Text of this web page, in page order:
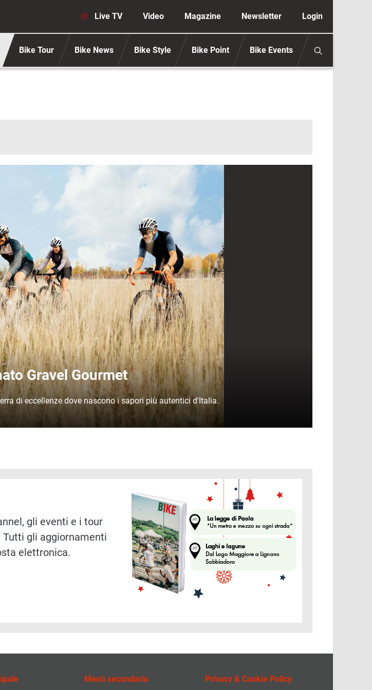
Navigazione secondaria anonimo
Live TV Video Magazine Newsletter Login
Bike Tour Bike News Bike Style Bike Point Bike Events
Gravel Gourmet
di eccellenze dove nascono i sapori più autentici d'Italia.
gli eventi e i tour
gli aggiornamenti
elettronica.
Menù secondario Privacy & Cookie Policy